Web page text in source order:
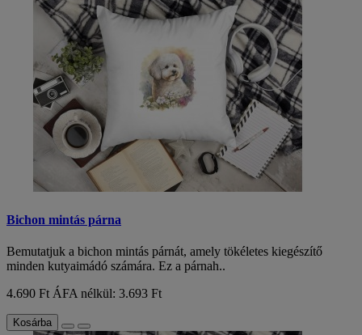
Bichon mintás párna
Bemutatjuk a bichon mintás párnát, amely tökéletes kiegészítő
minden kutyaimádó számára. Ez a párnah..
4.690 Ft ÁFA nélkül: 3.693 Ft
Kosárba